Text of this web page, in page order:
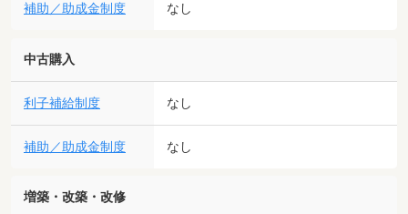
補助／助成金制度 なし
中古購入
利子補給制度 なし
補助／助成金制度 なし
増築・改築・改修